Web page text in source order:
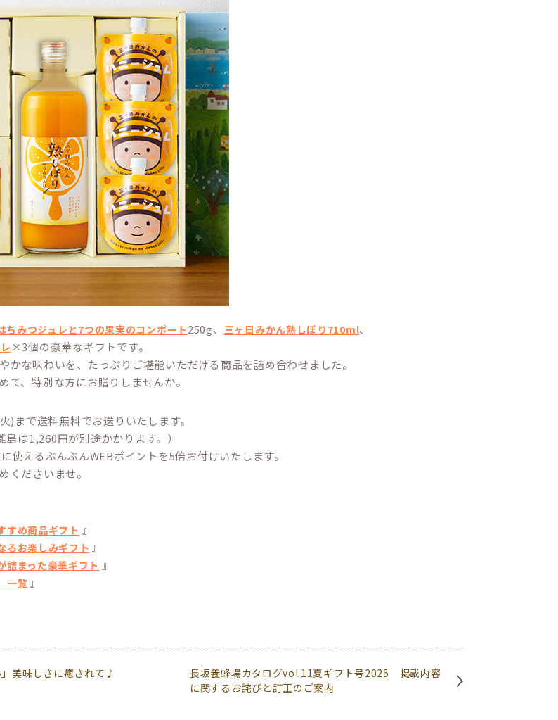
ちみつジュレと7つの果実のコンポート250g、 三ヶ日みかん熟しぼり710ml、
×3個の豪華なギフトです。
かな味わいを、たっぷりご堪能いただける商品を詰め合わせました。
て、特別な方にお贈りしませんか。
)まで送料無料でお送りいたします。
島は1,260円が別途かかります。）
使えるぶんぶんWEBポイントを5倍お付けいたします。
くださいませ。
すめ商品ギフト 』
お楽しみギフト 』
まった豪華ギフト 』
一覧 』
美味しさに癒されて♪
長坂養蜂場カタログvol.11夏ギフト号2025 掲載内容
に関するお詫びと訂正のご案内